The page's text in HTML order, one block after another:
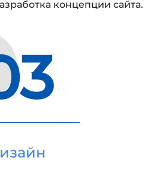
концепции сайта.